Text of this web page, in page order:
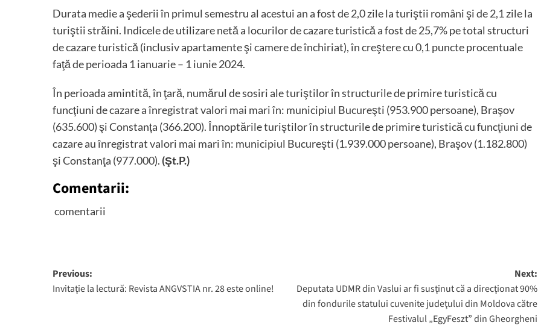
Durata medie a şederii în primul semestru al acestui an a fost de 2,0 zile la turiştii români şi de 2,1 zile la
turiştii străini. Indicele de utilizare netă a locurilor de cazare turistică a fost de 25,7% pe total structuri
de cazare turistică (inclusiv apartamente şi camere de închiriat), în creştere cu 0,1 puncte procentuale
faţă de perioada 1 ianuarie – 1 iunie 2024.
În perioada amintită, în ţară, numărul de sosiri ale turiştilor în structurile de primire turistică cu
funcţiuni de cazare a înregistrat valori mai mari în: municipiul Bucureşti (953.900 persoane), Braşov
(635.600) şi Constanţa (366.200). Înnoptările turiştilor în structurile de primire turistică cu funcţiuni de
cazare au înregistrat valori mai mari în: municipiul Bucureşti (1.939.000 persoane), Braşov (1.182.800)
şi Constanţa (977.000). (Şt.P.)
Comentarii:
comentarii
Post
navigation
Previous:
Invitaţie la lectură: Revista ANGVSTIA nr. 28 este online!
Next:
Deputata UDMR din Vaslui ar fi susţinut că a direcţionat 90%
din fondurile statului cuvenite judeţului din Moldova către
Festivalul „EgyFeszt” din Gheorgheni